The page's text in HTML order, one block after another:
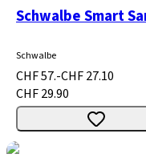
Schwalbe Smart
Schwalbe
CHF 57.-CHF 27.10
CHF 29.90